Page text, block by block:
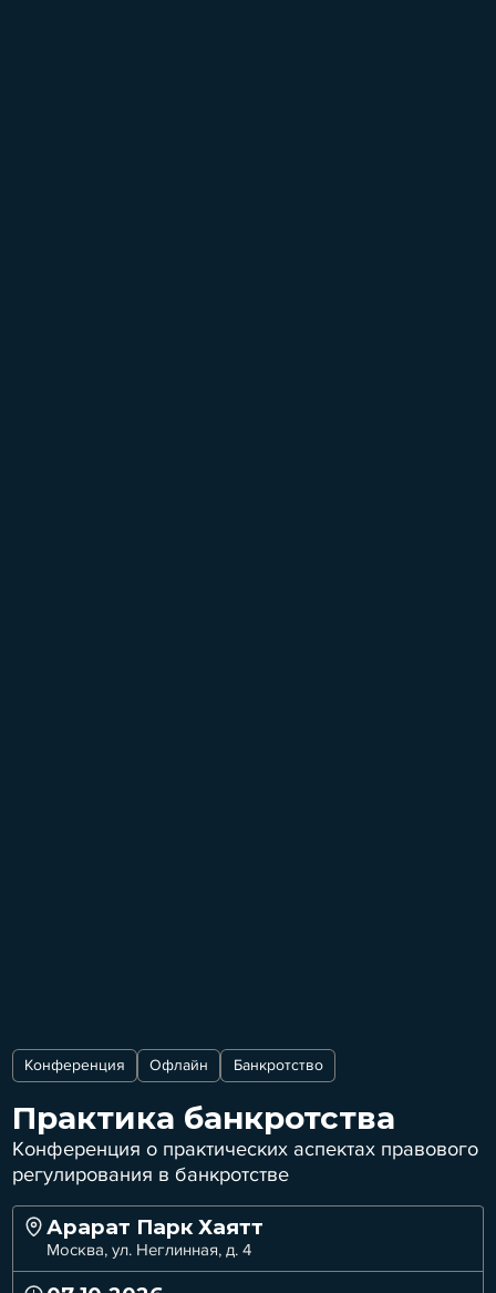
Конференция Офлайн Банкротство
Практика банкротства
Конференция о практических аспектах правового
регулирования в банкротстве
Арарат Парк Хаятт
Москва, ул. Неглинная, д. 4